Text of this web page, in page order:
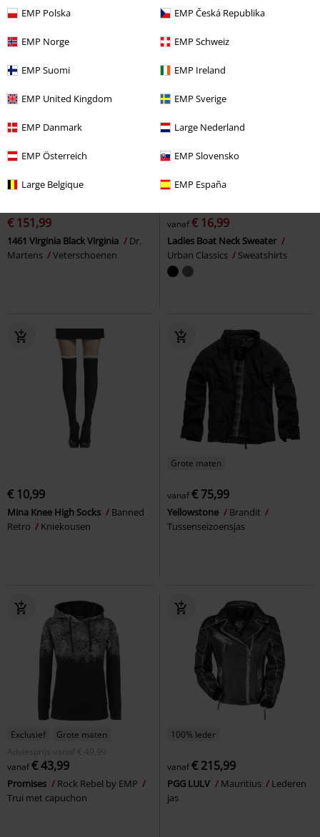
EMP Polska EMP Česká Republika
EMP Norge EMP Schweiz
EMP Suomi EMP Ireland
EMP United Kingdom EMP Sverige
EMP Danmark Large Nederland
EMP Österreich EMP Slovensko
Large Belgique EMP España
%
€ 151,99
1461 Virginia Black Virginia
Dr.
Martens
Veterschoenen
% Exclusief
vanaf€ 16,99
Ladies Boat Neck Sweater
Urban Classics
Sweatshirts
€ 10,99
Mina Knee High Socks
Banned
Retro
Kniekousen
Grote maten
vanaf€ 75,99
Yellowstone
Brandit
Tussenseizoensjas
Exclusief
Grote maten
Adviesprijs
vanaf € 49,99
vanaf€ 43,99
Promises
Rock Rebel by EMP
Trui met capuchon
100% leder
vanaf€ 215,99
PGG LULV Mauritius
Lederen
jas